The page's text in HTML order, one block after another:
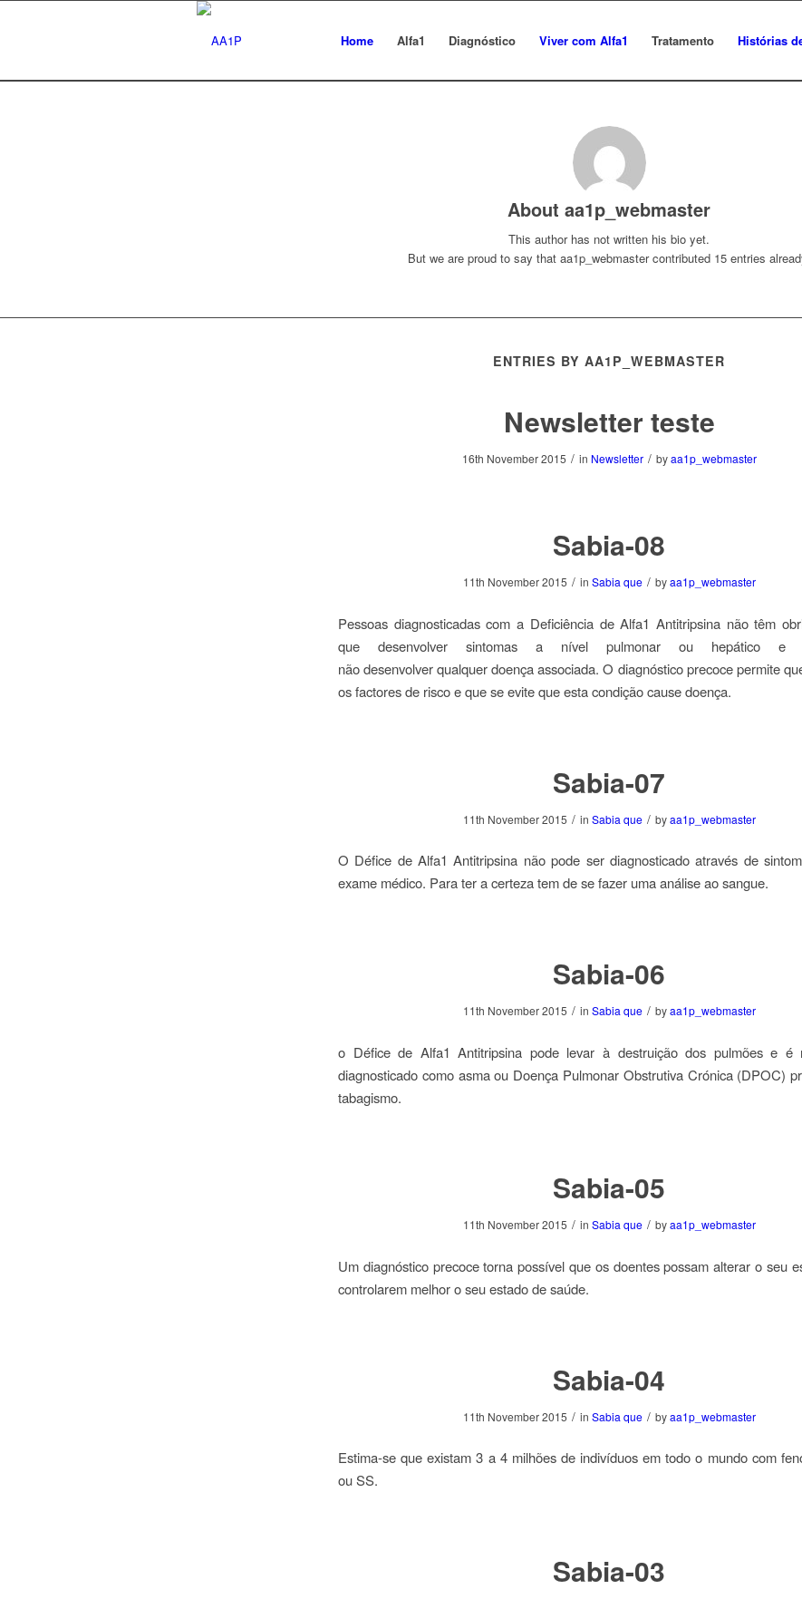
Home Alfa1 Diagnóstico Viver com Alfa1 Tratamento Histórias
About aa1p_webmaster
This author has not written his bio yet.
But we are proud to say that aa1p_webmastercontributed 15 entries
ENTRIES BY AA1P_WEBMASTER
Newsletter teste
16th November 2015 / in Newsletter / byaa1p_webmaster
Sabia-08
11th November 2015 / in Sabia que / byaa1p_webmaster
Pessoas diagnosticadas com a Deficiência de Alfa1 Antitripsina não têm
que desenvolver sintomas a nível pulmonar ou hepático e
não desenvolver qualquer doença associada. O diagnóstico precoce permite
os factores de risco e que se evite que esta condição cause doença.
Sabia-07
11th November 2015 / in Sabia que / byaa1p_webmaster
O Défice de Alfa1 Antitripsina não pode ser diagnosticado através de
exame médico. Para ter a certeza tem de se fazer uma análise ao sangue.
Sabia-06
11th November 2015 / in Sabia que / byaa1p_webmaster
o Défice de Alfa1 Antitripsina pode levar à destruição dos pulmões e é
diagnosticado como asma ou Doença Pulmonar Obstrutiva Crónica (DPOC)
tabagismo.
Sabia-05
11th November 2015 / in Sabia que / byaa1p_webmaster
Um diagnóstico precoce torna possível que os doentes possam alterar o seu
controlarem melhor o seu estado de saúde.
Sabia-04
11th November 2015 / in Sabia que / byaa1p_webmaster
Estima-se que existam 3 a 4 milhões de indivíduos em todo o mundo com
ou SS.
Sabia-03